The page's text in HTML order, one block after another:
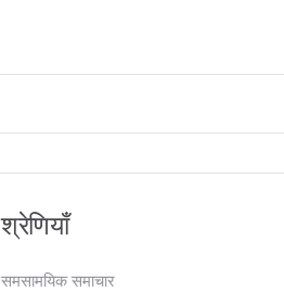
श्रेणियाँ
समसामयिक समाचार